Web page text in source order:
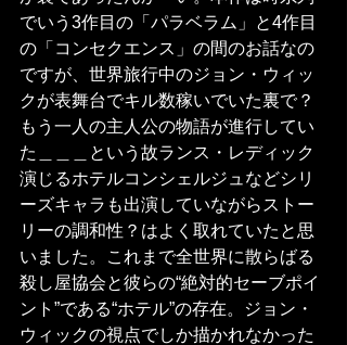
でいう3作目の「パラベラム」と4作目
の「コンセクエンス」の間のお話なの
ですが、世界旅行中のジョン・ウィッ
クが表舞台でキル数稼いでいた裏で？
もう一人の主人公の物語が進行してい
た＿＿＿という故ランス・レディック
演じるホテルコンシェルジュなどシリ
ーズキャラも出演していながらストー
リーの調和性？はよく取れていたと思
いました。これまで全世界に散らばる
殺し屋協会と彼らの“絶対的セーブポイ
ント”である“ホテル”の存在。ジョン・
ウィックの視点でしか描かれなかった